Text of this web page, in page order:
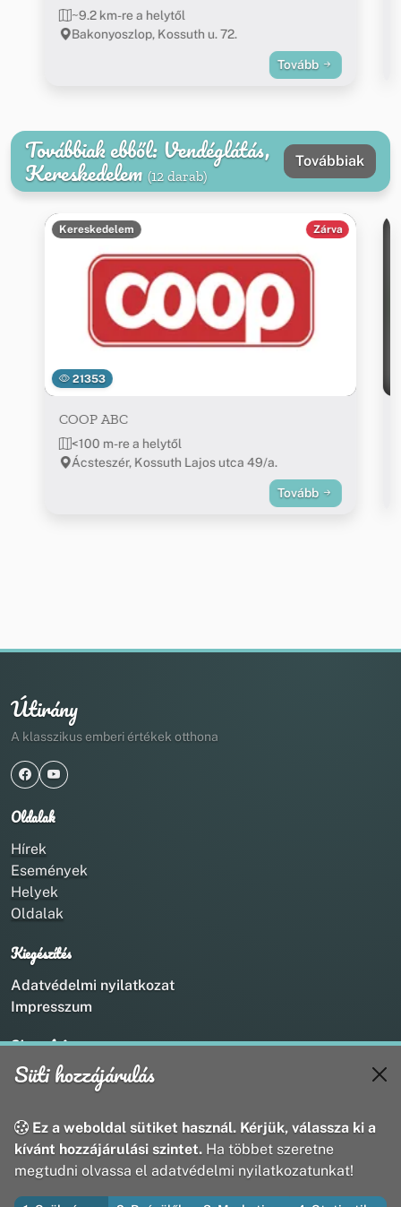
~9.2 km-re a helytől
Bakonyoszlop, Kossuth u. 72.
Tovább
Továbbiak ebből: Vendéglátás,
Kereskedelem (12 darab)
Továbbiak
21353
Kereskedelem Zárva
COOP ABC
<100 m-re a helytől
Ácsteszér, Kossuth Lajos utca 49/a.
Tovább
Útirány
A klasszikus emberi értékek otthona
Oldalak
Hírek
Események
Helyek
Oldalak
Kiegészítés
Adatvédelmi nyilatkozat
Impresszum
Kapcsolat
+36 20 211 1888
webmaster@utirany.hu
8419 Csesznek, Vasút u.18.
Süti hozzájárulás
Ez a weboldal sütiket használ. Kérjük, válassza ki a
kívánt hozzájárulási szintet. Ha többet szeretne
megtudni olvassa el adatvédelmi nyilatkozatunkat!